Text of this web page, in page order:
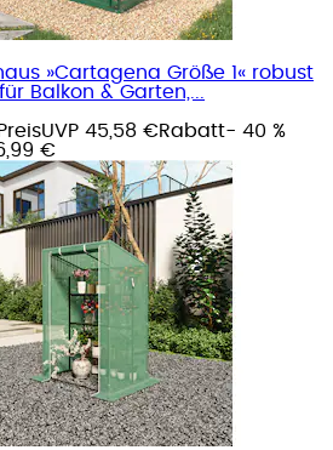
»Cartagena Größe 1« robust
Balkon & Garten,...
UVP 45,58 €Rabatt- 40 %
€